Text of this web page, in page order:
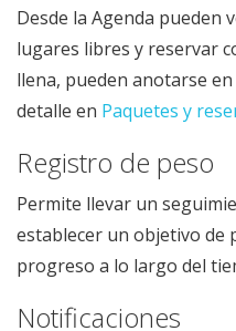
Desde la Agenda pueden
lugares libres y reservar
llena, pueden anotarse en
detalle en Paquetes y
Registro de peso
Permite llevar un
establecer un objetivo de
progreso a lo largo del
Notificaciones